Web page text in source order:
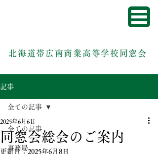
北海道帯広南商業高等学校同窓会
記事
全ての記事
事務局
全ての記事
同窓会総会のご案内
2025年6月6日
更新日：2025年6月8日